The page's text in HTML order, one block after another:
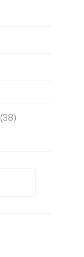
(38)